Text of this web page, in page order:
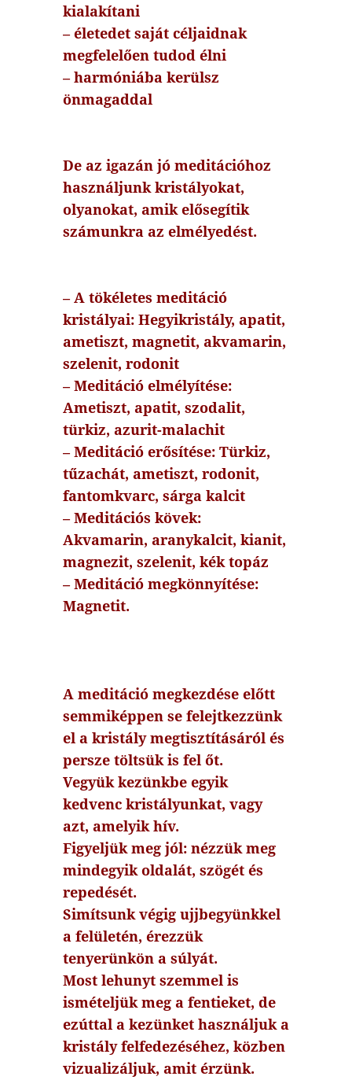
kialakítani
– életedet saját céljaidnak
megfelelően tudod élni
– harmóniába kerülsz
önmagaddal
De az igazán jó meditációhoz
használjunk kristályokat,
olyanokat, amik elősegítik
számunkra az elmélyedést.
– A tökéletes meditáció
kristályai: Hegyikristály, apatit,
ametiszt, magnetit, akvamarin,
szelenit, rodonit
– Meditáció elmélyítése:
Ametiszt, apatit, szodalit,
türkiz, azurit-malachit
– Meditáció erősítése: Türkiz,
tűzachát, ametiszt, rodonit,
fantomkvarc, sárga kalcit
– Meditációs kövek:
Akvamarin, aranykalcit, kianit,
magnezit, szelenit, kék topáz
– Meditáció megkönnyítése:
Magnetit.
A meditáció megkezdése előtt
semmiképpen se felejtkezzünk
el a kristály megtisztításáról és
persze töltsük is fel őt.
Vegyük kezünkbe egyik
kedvenc kristályunkat, vagy
azt, amelyik hív.
Figyeljük meg jól: nézzük meg
mindegyik oldalát, szögét és
repedését.
Simítsunk végig ujjbegyünkkel
a felületén, érezzük
tenyerünkön a súlyát.
Most lehunyt szemmel is
ismételjük meg a fentieket, de
ezúttal a kezünket használjuk a
kristály felfedezéséhez, közben
vizualizáljuk, amit érzünk.